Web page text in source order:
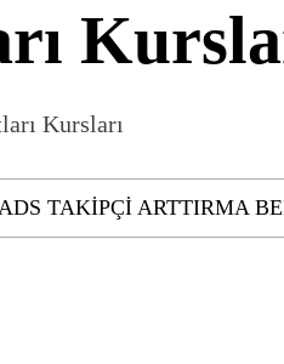
Kursları
TAKIPÇI ARTTIRMA